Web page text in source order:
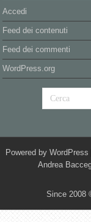
Accedi
Feed dei contenuti
Feed dei commenti
WordPress.org
Powered by WordPress
Andrea
Since 2008